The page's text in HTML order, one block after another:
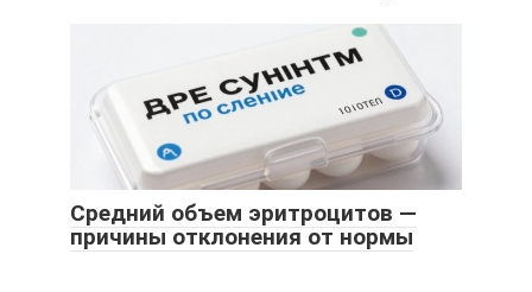
Средний объем эритроцитов —
причины отклонения от нормы